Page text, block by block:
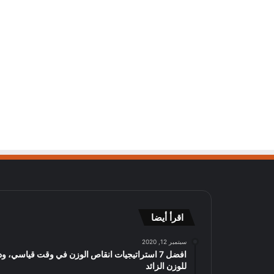
اقرأ أيضا
سبتمبر 12, 2020
افضل 7 استراتيجيات انقاص الوزن في وقت قياسي،
للوزن الزائد